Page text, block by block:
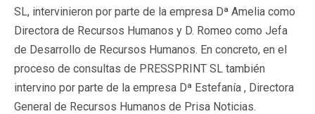
SL, intervinieron por parte de la empresa Dª Amelia como
Directora de Recursos Humanos y D. Romeo como Jefa
de Desarrollo de Recursos Humanos. En concreto, en el
proceso de consultas de PRESSPRINT SL también
intervino por parte de la empresa Dª Estefanía , Directora
General de Recursos Humanos de Prisa Noticias.